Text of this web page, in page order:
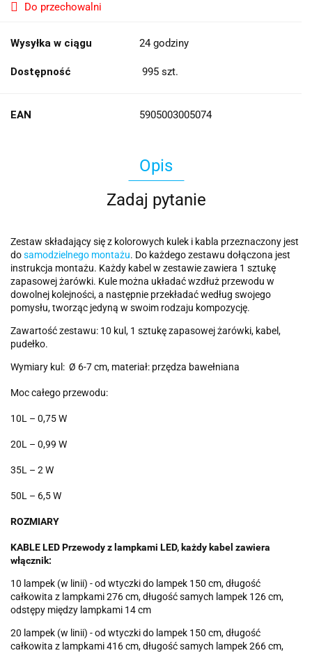
Do przechowalni
Wysyłka w ciągu 24 godziny
Dostępność 995 szt.
EAN 5905003005074
Opis
Zadaj pytanie
Zestaw składający się z kolorowych kulek i kabla przeznaczony jest
dosamodzielnego montażu. Do każdego zestawu dołączona jest
instrukcja montażu. Każdy kabel w zestawie zawiera 1 sztukę
zapasowej żarówki. Kule można układać wzdłuż przewodu w
dowolnej kolejności, a następnie przekładać według swojego
pomysłu, tworząc jedyną w swoim rodzaju kompozycję.
Zawartość zestawu: 10 kul, 1 sztukę zapasowej żarówki, kabel,
pudełko.
Wymiary kul: Ø 6-7 cm, materiał: przędza bawełniana
Moc całego przewodu:
10L – 0,75 W
20L – 0,99 W
35L – 2 W
50L – 6,5 W
ROZMIARY
KABLE LED Przewody z lampkami LED, każdy kabel zawiera
włącznik:
10 lampek (w linii) - od wtyczki do lampek 150 cm, długość
całkowita z lampkami 276 cm, długość samych lampek 126 cm,
odstępy między lampkami 14 cm
20 lampek (w linii) - od wtyczki do lampek 150 cm, długość
całkowita z lampkami 416 cm, długość samych lampek 266 cm,